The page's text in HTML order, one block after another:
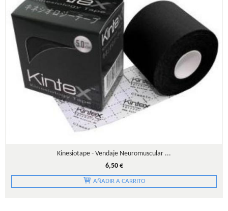
Kinesiotape - Vendaje Neuromuscular ...
6,50 €
AÑADIR A CARRITO